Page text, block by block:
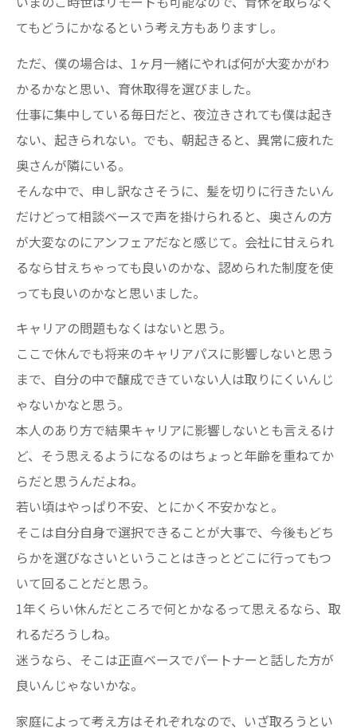
てもどうにかなるという考え方もありますし。
ただ、僕の場合は、1ヶ月一緒にやれば何が大変かがわ
かるかなと思い、育休取得を選びました。
仕事に集中している毎日だと、夜泣きされても僕は起き
ない、起きられない。でも、朝起きると、異常に疲れた
奥さんが隣にいる。
そんな中で、申し訳なさそうに、髪を切りに行きたいん
だけどって相談ベースで声を掛けられると、奥さんの方
が大変なのにアンフェアだなと感じて。会社に甘えられ
るなら甘えちゃっても良いのかな、認められた制度を使
っても良いのかなと思いました。
キャリアの問題もなくはないと思う。
ここで休んでも将来のキャリアパスに影響しないと思う
まで、自分の中で醸成できていない人は取りにくいんじ
ゃないかなと思う。
本人のあり方で結果キャリアに影響しないとも言えるけ
ど、そう思えるようになるのはちょっと年齢を重ねてか
らだと思うんだよね。
若い頃はやっぱり不安、とにかく不安かなと。
そこは自分自身で選択できることが大事で、今後もどち
らかを選びなさいということはきっとどこに行ってもつ
いて回ることだと思う。
1年くらい休んだところで何とかなるって思えるなら、取
れるだろうしね。
迷うなら、そこは正直ベースでパートナーと話した方が
良いんじゃないかな。
家庭によって考え方はそれぞれなので、いざ取ろうとい